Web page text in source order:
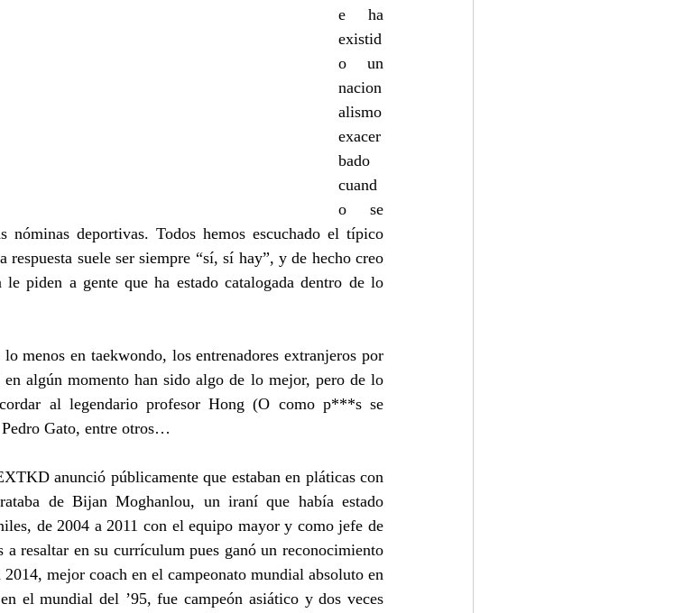
e ha
existid
o un
nacion
alismo
exacer
bado
cuand
o se
deportivas. Todos hemos escuchado el típico
suele ser siempre “sí, sí hay”, y de hecho creo
le piden a gente que ha estado catalogada dentro de lo
menos en taekwondo, los entrenadores extranjeros por
algún momento han sido algo de lo mejor, pero de lo
al legendario profesor Hong (O como p***s se
Gato, entre otros…
anunció públicamente que estaban en pláticas con
de Bijan Moghanlou, un iraní que había estado
de 2004 a 2011 con el equipo mayor y como jefe de
a resaltar en su currículum pues ganó un reconocimiento
mejor coach en el campeonato mundial absoluto en
el mundial del ’95, fue campeón asiático y dos veces